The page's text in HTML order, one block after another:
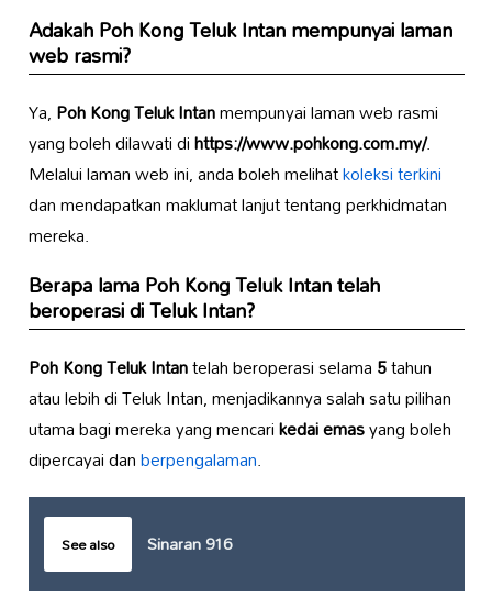
AdakahPoh Kong Teluk Intanmempunyai laman
web rasmi?
Ya,Poh Kong Teluk Intanmempunyai laman web rasmi
yang boleh dilawati dihttps://www.pohkong.com.my/.
Melalui laman web ini, anda boleh melihatkoleksi terkini
dan mendapatkan maklumat lanjut tentang perkhidmatan
mereka.
Berapa lamaPoh Kong Teluk Intantelah
beroperasi di Teluk Intan?
Poh Kong Teluk Intantelah beroperasi selama5tahun
atau lebih di Teluk Intan, menjadikannya salah satu pilihan
utama bagi mereka yang mencarikedai emasyang boleh
dipercayai danberpengalaman.
See also Sinaran 916